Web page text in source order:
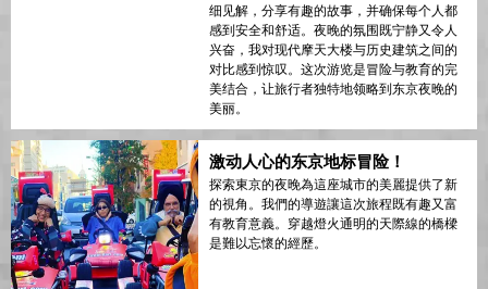
细见解，分享有趣的故事，并确保每个人都
感到安全和舒适。夜晚的氛围既宁静又令人
兴奋，我对现代摩天大楼与历史建筑之间的
对比感到惊叹。这次游览是冒险与教育的完
美结合，让旅行者独特地领略到东京夜晚的
美丽。
激动人心的东京地标冒险！
探索東京的夜晚為這座城市的美麗提供了新
的視角。我們的導遊讓這次旅程既有趣又富
有教育意義。穿越燈火通明的天際線的橋樑
是難以忘懷的經歷。